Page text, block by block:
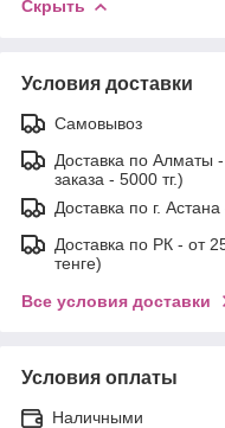
Скрыть
Условия доставки
Самовывоз
Доставка по Алматы
заказа - 5000 тг.)
Доставка по г.
Доставка по РК - от
тенге)
Все условия доставки
Условия оплаты
Наличными